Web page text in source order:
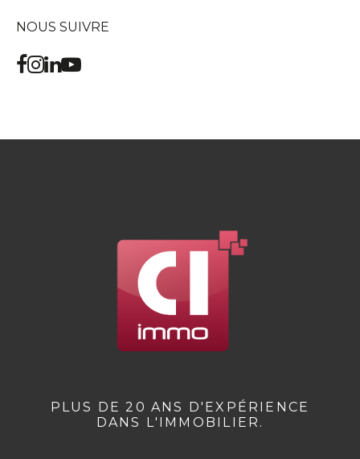
NOUS SUIVRE
PLUS DE 20 ANS D'EXPÉRIENCE
DANS L'IMMOBILIER.